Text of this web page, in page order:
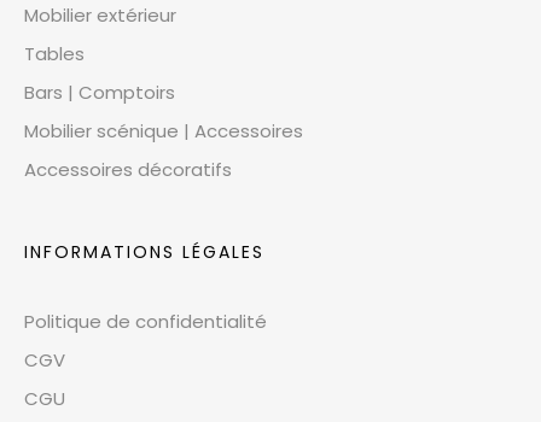
Mobilier extérieur
Tables
Bars | Comptoirs
Mobilier scénique | Accessoires
Accessoires décoratifs
INFORMATIONS LÉGALES
Politique de confidentialité
CGV
CGU